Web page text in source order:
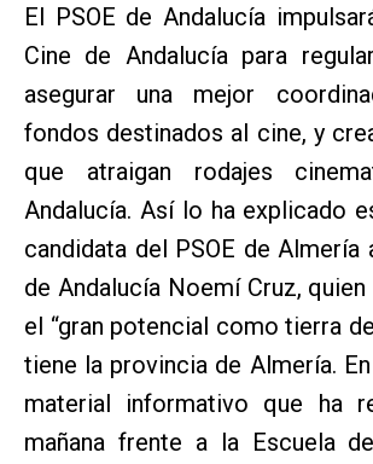
El PSOE de Andalucía
Cine de Andalucía para
asegurar una mejor
fondos destinados al cine, y
que atraigan rodajes
Andalucía. Así lo ha explicado
candidata del PSOE de Almería
de Andalucía Noemí Cruz,
el “gran potencial como tierra
tiene la provincia de Almería.
material informativo que ha
mañana frente a la Escuela